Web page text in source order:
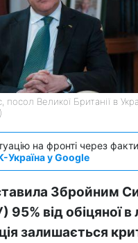
посол Великої Британії в
на фронті через
Україна у Google
Збройним
від обіцяної в
залишається